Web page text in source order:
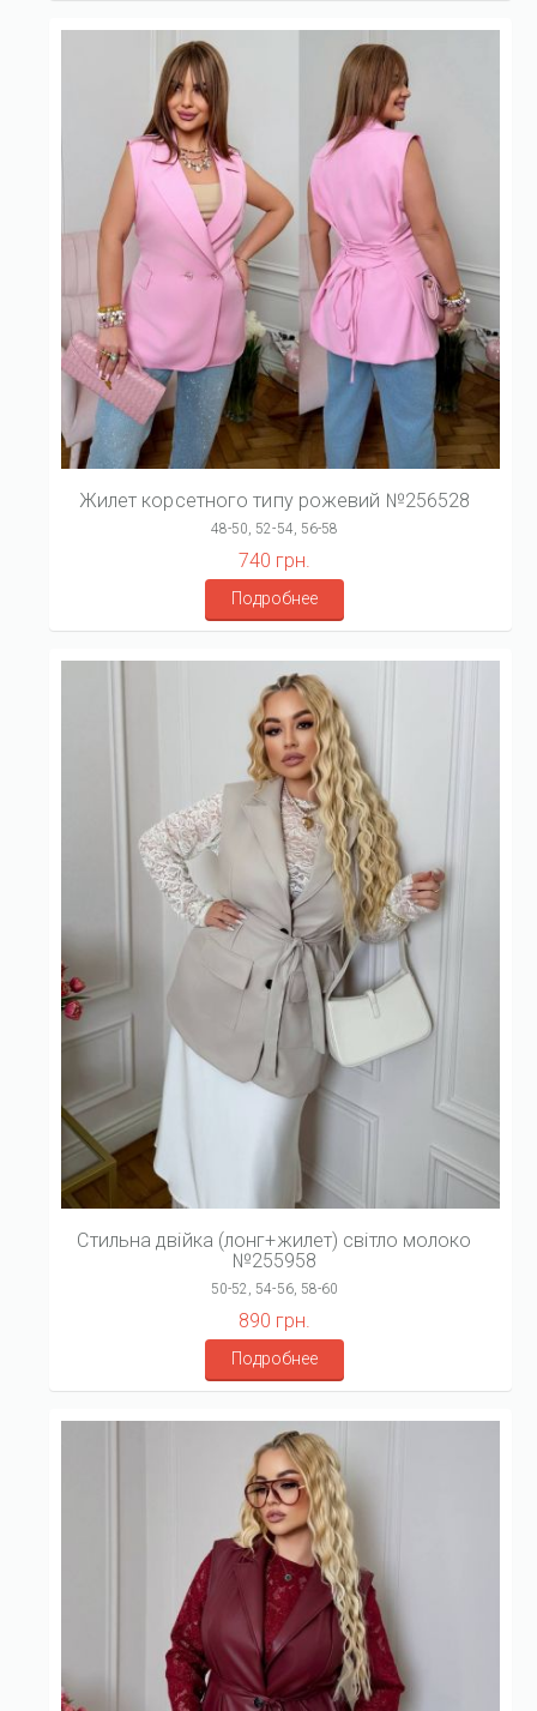
Жилет корсетного типу рожевий №256528
48-50, 52-54, 56-58
740 грн.
Подробнее
Стильна двійка (лонг+жилет) світло молоко
№255958
50-52, 54-56, 58-60
890 грн.
Подробнее